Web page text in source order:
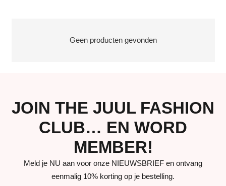
Geen producten gevonden
JOIN THE JUUL FASHION
CLUB… EN WORD
MEMBER!
Meld je NU aan voor onze NIEUWSBRIEF en ontvang
eenmalig 10% korting op je bestelling.